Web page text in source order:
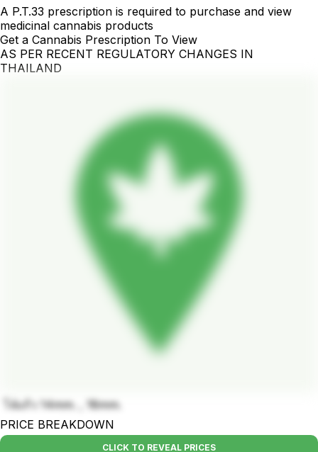
A P.T.33 prescription is required to purchase and view
medicinal cannabis products
Get a Cannabis Prescription To View
AS PER RECENT REGULATORY CHANGES IN
THAILAND
โจ๋แก้ว 14mm. , 18mm.
PRICE BREAKDOWN
CLICK TO REVEAL PRICES